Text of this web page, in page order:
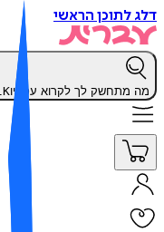
לתוכן הראשי
מתחשק לך לקרוא עכשיוK